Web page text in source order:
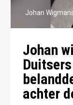
Johan
Johan
achter